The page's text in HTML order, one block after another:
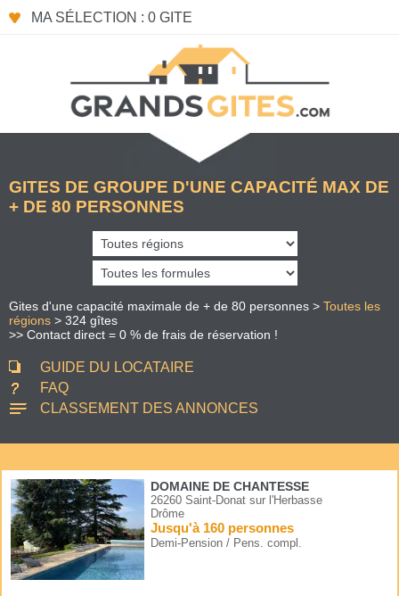
MA SÉLECTION : 0 GITE
GITES DE GROUPE D'UNE CAPACITÉ MAX DE
+ DE 80 PERSONNES
Gites d'une capacité maximale de + de 80 personnes > Toutes les
régions > 324 gîtes
>> Contact direct = 0 % de frais de réservation !
GUIDE DU LOCATAIRE
FAQ
CLASSEMENT DES ANNONCES
DOMAINE DE CHANTESSE
26260 Saint-Donat sur l'Herbasse
Drôme
Jusqu'à 160 personnes
Demi-Pension / Pens. compl.
Panneau de gestion des cookies